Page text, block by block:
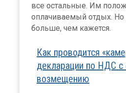
все остальные. Им
оплачиваемый отдых.
больше, чем кажется.
Как проводится
декларации по НДС с
возмещению